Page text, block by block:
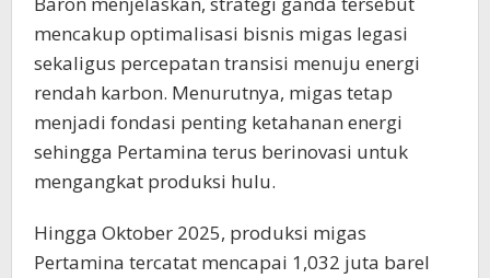
mencakup optimalisasi bisnis migas legasi
sekaligus percepatan transisi menuju energi
rendah karbon. Menurutnya, migas tetap
menjadi fondasi penting ketahanan energi
sehingga Pertamina terus berinovasi untuk
mengangkat produksi hulu.
Hingga Oktober 2025, produksi migas
Pertamina tercatat mencapai 1,032 juta barel